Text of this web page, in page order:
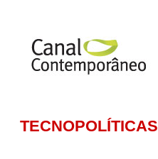
TECNOPOLÍTICAS